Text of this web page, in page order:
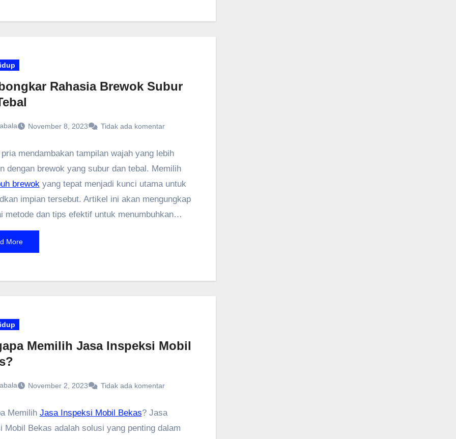
Rahasia Brewok Subur
November 8, 2023 Tidak ada komentar
pria mendambakan tampilan wajah yang lebih
dengan brewok yang subur dan tebal. Memilih
brewokyang tepat menjadi kunci utama untuk
impian tersebut. Artikel ini akan mengungkap
metode dan tips efektif untuk menumbuhkan
menjelaskan bagaimana produk penumbuh
dalam proses tersebut. Dengan informasi
More
Memilih Jasa Inspeksi Mobil
November 2, 2023 Tidak ada komentar
Memilih Jasa Inspeksi Mobil Bekas? Jasa
Mobil Bekas adalah solusi yang penting dalam